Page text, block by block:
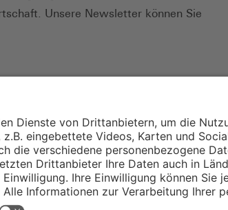
Unsere Newsletter können Sie
Kontakt
Merkzettel
Impressum
Datenschutz